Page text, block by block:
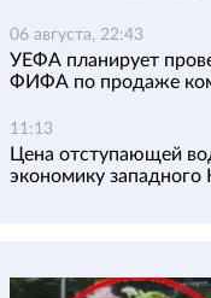
06 августа, 22:43
УЕФА планирует
ФИФА по продаже
11:13
Цена отступающей
экономику западного